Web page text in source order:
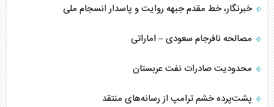
خبرنگار، خط مقدم جبهه روایت و پاسدار انسجام ملی
مصالحه نافرجام سعودی – اماراتی
محدودیت صادرات نفت عربستان
پشت‌پرده خشم ترامپ از رسانه‌های منتقد